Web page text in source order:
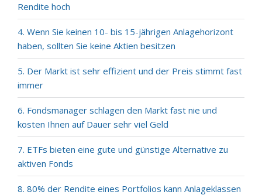
Rendite hoch
4. Wenn Sie keinen 10- bis 15-jährigen Anlagehorizont
haben, sollten Sie keine Aktien besitzen
5. Der Markt ist sehr effizient und der Preis stimmt fast
immer
6. Fondsmanager schlagen den Markt fast nie und
kosten Ihnen auf Dauer sehr viel Geld
7. ETFs bieten eine gute und günstige Alternative zu
aktiven Fonds
8. 80% der Rendite eines Portfolios kann Anlageklassen